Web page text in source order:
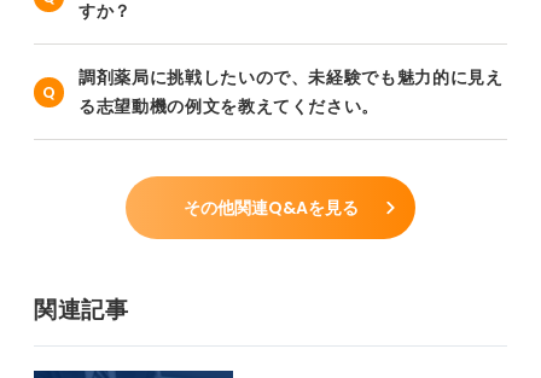
すか？
調剤薬局に挑戦したいので、未経験でも魅力的に見え
る志望動機の例文を教えてください。
その他関連Q&Aを見る
関連記事